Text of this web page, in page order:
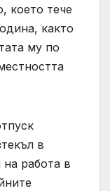
което тече
както
му по
в
на работа в